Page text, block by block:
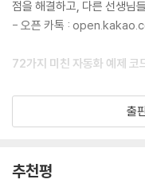
_[바로 실습 39] 모든 교실
Chapter 18 업무포털 자동화
_[바로 실습 41] 나만의 나
_[바로 실습 42] 개인 근무
점을 해결하고, 다른 선생님
- 오픈 카톡 :
72가지 미친 자동화 예제 코
책에서 제공하는 코드를 따
바쁘고, 더 빨리 학습하고
★ 현직 선생님들이 실제로
출
추천평